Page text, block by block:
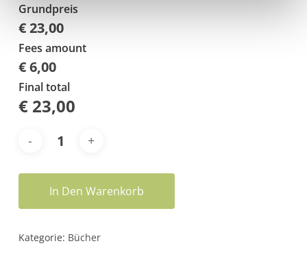
Grundpreis
€ 23,00
Fees amount
€ 6,00
Final total
€23,00
In Den Warenkorb
Kategorie: Bücher